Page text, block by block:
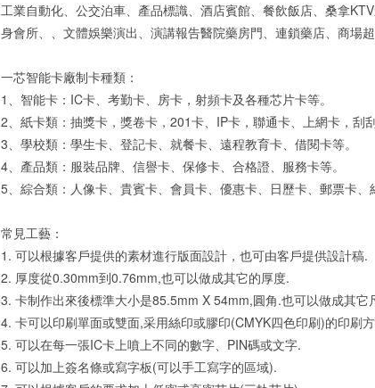
工業自動化、公交泊車、產品標識、酒店賓館、餐飲飯店、桑拿
身會所、、文體娛樂演出、演講報告醫院藥房門、連鎖藥店、商場
一芯智能卡廠制卡種類：
1、智能卡：IC卡、考勤卡、房卡，射頻卡及各種芯片卡等。
2、紙卡類：抽獎卡，獎卷卡，201卡、IP卡，聯通卡、上網卡，刮刮
3、學校類：學生卡、登記卡、就餐卡、遠程教育卡、借閱卡等。
4、產品類：服裝品牌、信譽卡、保修卡、合格證、服務卡等。
5、綜合類：人像卡、貴賓卡、會員卡、優惠卡、日歷卡、郵票卡、
常見工藝：
1. 可以根據客戶提供的素材進行版面設計，也可由客戶提供設計稿.
2. 厚度從0.30mm到0.76mm,也可以做成其它的厚度.
3. 卡制作出來後標準大小是85.5mm X 54mm,圓角.也可以做成其它
4. 卡可以印刷單面或雙面,采用絲印或膠印(CMYK四色印刷)的印刷
5. 可以在每一張IC卡上噴上不同的數字、PIN碼或文字.
6. 可以加上簽名條或寫字板(可以手工寫字的區域).